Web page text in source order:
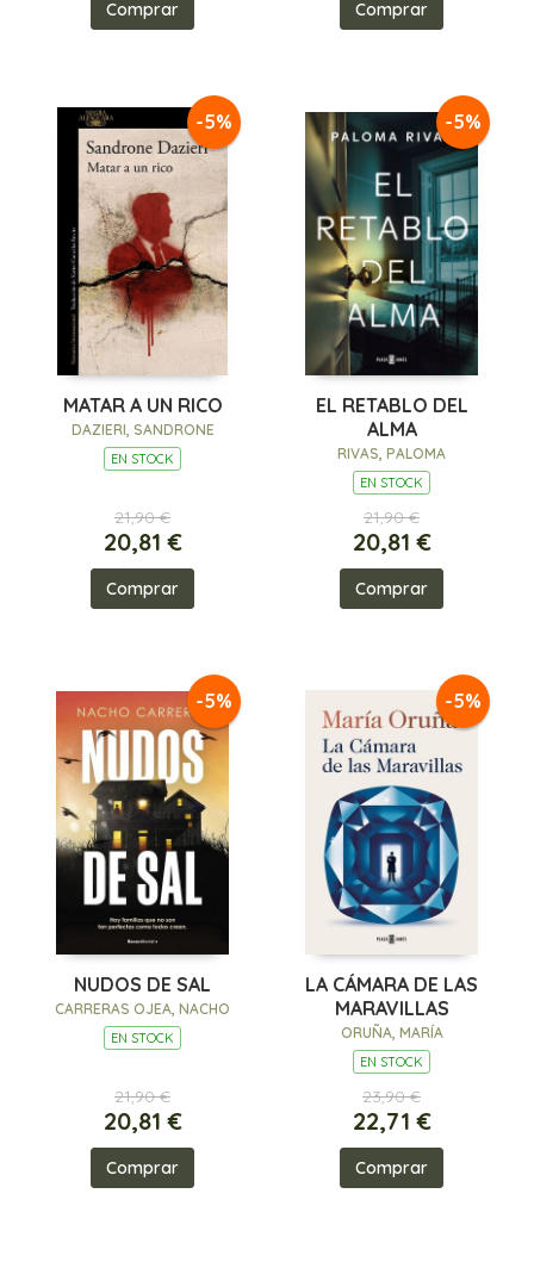
Comprar Comprar
-5%
MATAR A UN RICO
DAZIERI, SANDRONE
EN STOCK
21,90 €
20,81 €
Comprar
-5%
EL RETABLO DEL
ALMA
RIVAS, PALOMA
EN STOCK
21,90 €
20,81 €
Comprar
-5%
NUDOS DE SAL
CARRERAS OJEA, NACHO
EN STOCK
21,90 €
20,81 €
Comprar
-5%
LA CÁMARA DE LAS
MARAVILLAS
ORUÑA, MARÍA
EN STOCK
23,90 €
22,71 €
Comprar